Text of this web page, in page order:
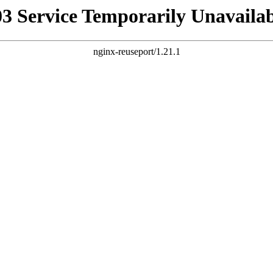
Service Temporarily
nginx-reuseport/1.21.1